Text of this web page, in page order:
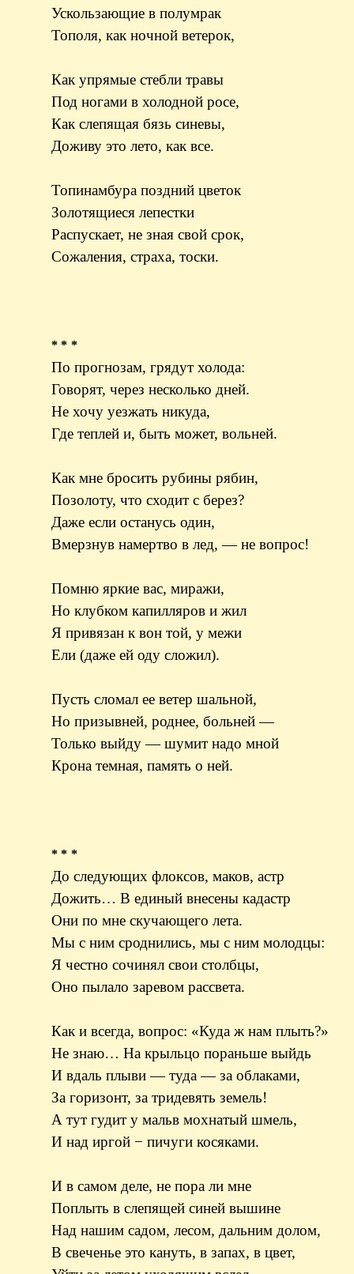
Ускользающие в полумрак
Тополя, как ночной ветерок,
Как упрямые стебли травы
Под ногами в холодной росе,
Как слепящая бязь синевы,
Доживу это лето, как все.
Топинамбура поздний цветок
Золотящиеся лепестки
Распускает, не зная свой срок,
Сожаления, страха, тоски.
* * *
По прогнозам, грядут холода:
Говорят, через несколько дней.
Не хочу уезжать никуда,
Где теплей и, быть может, вольней.
Как мне бросить рубины рябин,
Позолоту, что сходит с берез?
Даже если останусь один,
Вмерзнув намертво в лед, — не вопрос!
Помню яркие вас, миражи,
Но клубком капилляров и жил
Я привязан к вон той, у межи
Ели (даже ей оду сложил).
Пусть сломал ее ветер шальной,
Но призывней, роднее, больней —
Только выйду — шумит надо мной
Крона темная, память о ней.
* * *
До следующих флоксов, маков, астр
Дожить… В единый внесены кадастр
Они по мне скучающего лета.
Мы с ним сроднились, мы с ним молодцы:
Я честно сочинял свои столбцы,
Оно пылало заревом рассвета.
Как и всегда, вопрос: «Куда ж нам плыть?»
Не знаю… На крыльцо пораньше выйдь
И вдаль плыви — туда — за облаками,
За горизонт, за тридевять земель!
А тут гудит у мальв мохнатый шмель,
И над иргой − пичуги косяками.
И в самом деле, не пора ли мне
Поплыть в слепящей синей вышине
Над нашим садом, лесом, дальним долом,
В свеченье это кануть, в запах, в цвет,